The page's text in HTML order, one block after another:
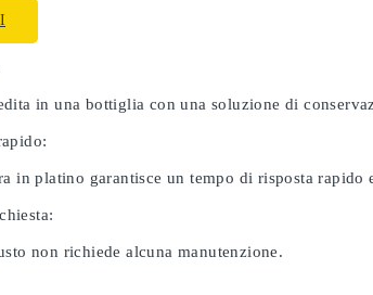
in una bottiglia con una soluzione di
in platino garantisce un tempo di risposta
non richiede alcuna manutenzione.